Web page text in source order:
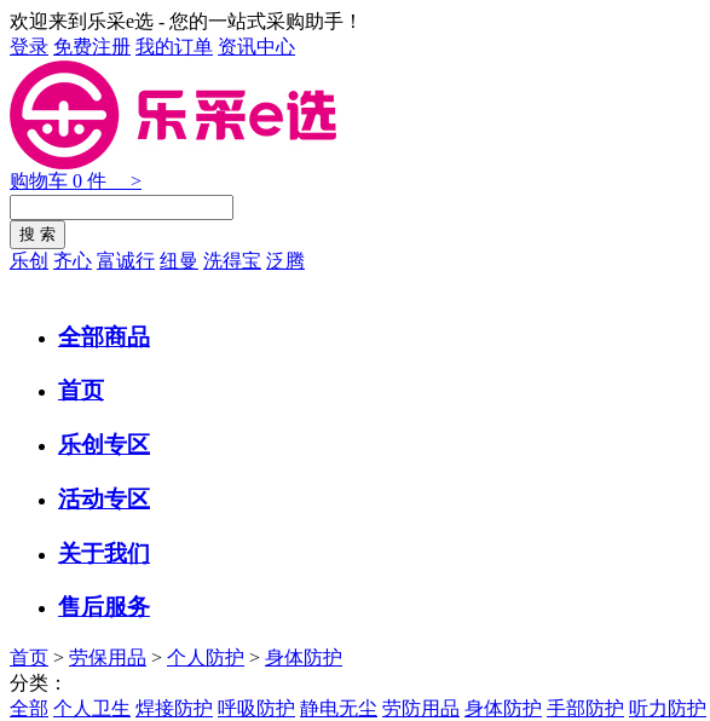
欢迎来到乐采e选 - 您的一站式采购助手！
登录 免费注册 我的订单 资讯中心
购物车 0 件 >
乐创 齐心 富诚行 纽曼 洗得宝 泛腾
全部商品
首页
乐创专区
活动专区
关于我们
售后服务
首页 > 劳保用品 > 个人防护 > 身体防护
分类：
全部 个人卫生 焊接防护 呼吸防护 静电无尘 劳防用品 身体防护 手部防护 听力防护